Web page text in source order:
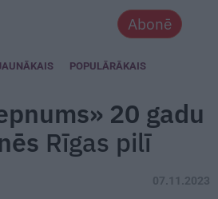
Abonē
POPULĀRĀKAIS
20 gadu
Rīgas pilī
07.11.2023